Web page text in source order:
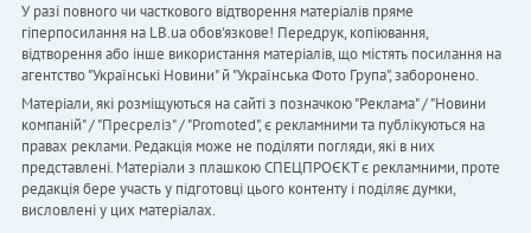
У разі повного чи часткового відтворення матеріалів пряме
гіперпосилання на LB.ua обов'язкове! Передрук, копіювання,
відтворення або інше використання матеріалів, що містять посилання на
агентство "Українськi Новини" й "Українська Фото Група", заборонено.
Матеріали, які розміщуються на сайті з позначкою "Реклама" / "Новини
компаній" / "Пресреліз" / "Promoted", є рекламними та публікуються на
правах реклами. Редакція може не поділяти погляди, які в них
представлені. Матеріали з плашкою СПЕЦПРОЄКТ є рекламними, проте
редакція бере участь у підготовці цього контенту і поділяє думки,
висловлені у цих матеріалах.